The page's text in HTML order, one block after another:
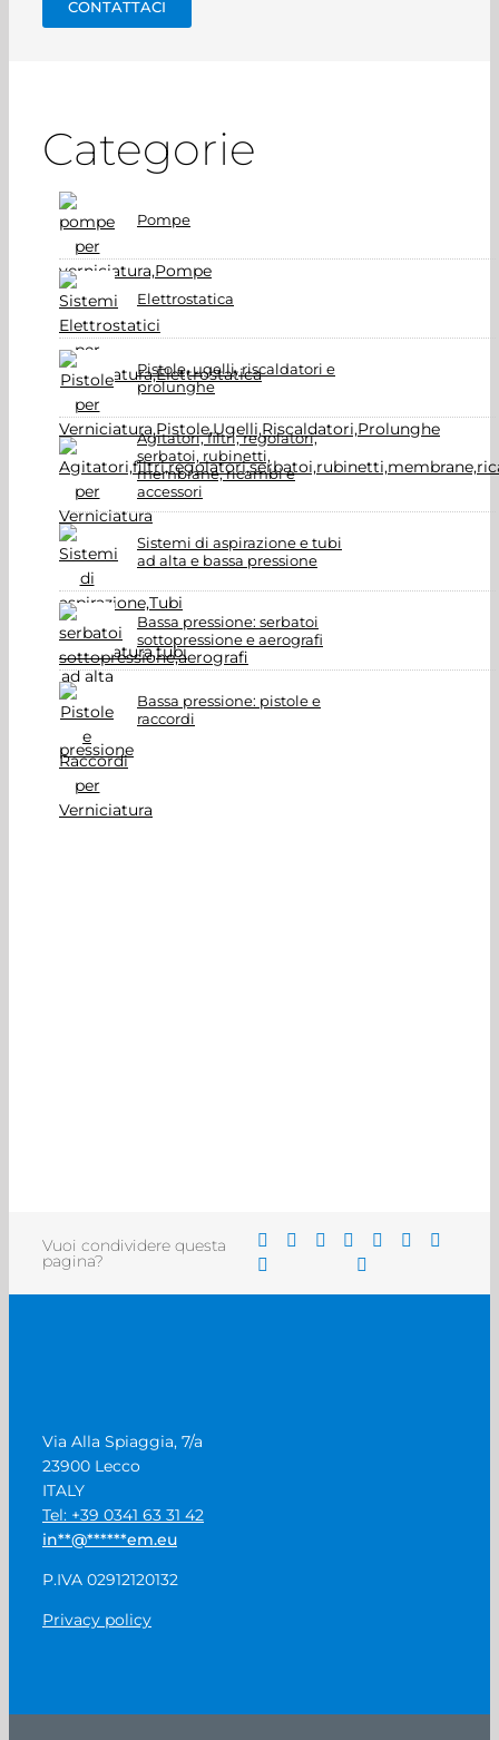
CONTATTACI
Categorie
Pompe
Elettrostatica
Pistole, ugelli, riscaldatori e
prolunghe
Agitatori, filtri, regolatori,
serbatoi, rubinetti,
membrane, ricambi e
accessori
Sistemi di aspirazione e tubi
ad alta e bassa pressione
Bassa pressione: serbatoi
sottopressione e aerografi
Bassa pressione: pistole e
raccordi
Vuoi condividere questa
pagina?
Via Alla Spiaggia, 7/a
23900 Lecco
ITALY
Tel: +39 0341 63 31 42
in**@******em.eu
P.IVA 02912120132
Privacy policy